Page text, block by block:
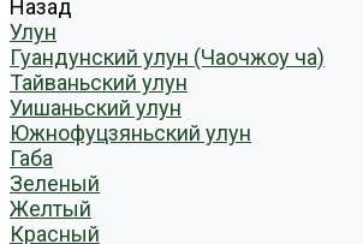
Назад
Улун
Гуандунский улун (Чаочжоу ча)
Тайваньский улун
Уишаньский улун
Южнофуцзяньский улун
Габа
Зеленый
Желтый
Красный